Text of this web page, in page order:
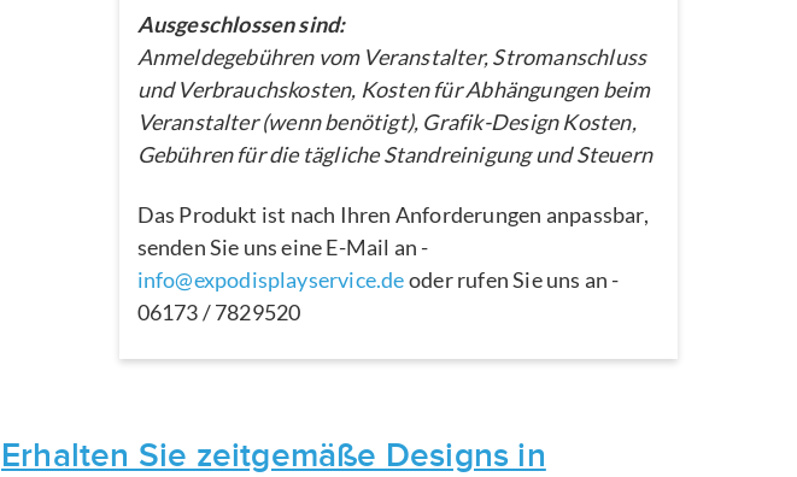
Ausgeschlossen sind:
Anmeldegebühren vom Veranstalter, Stromanschluss
und Verbrauchskosten, Kosten für Abhängungen beim
Veranstalter (wenn benötigt), Grafik-Design Kosten,
Gebühren für die tägliche Standreinigung und Steuern
Das Produkt ist nach Ihren Anforderungen anpassbar,
senden Sie uns eine E-Mail an -
info@expodisplayservice.deoder rufen Sie uns an -
06173 / 7829520
Erhalten Sie zeitgemäße Designs in